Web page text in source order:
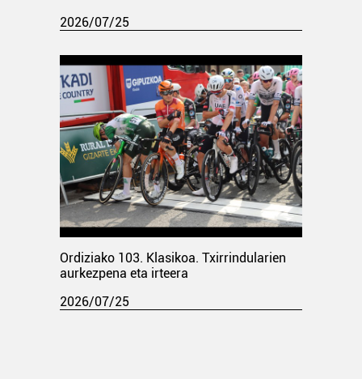
2026/07/25
Ordiziako 103. Klasikoa. Txirrindularien
aurkezpena eta irteera
2026/07/25